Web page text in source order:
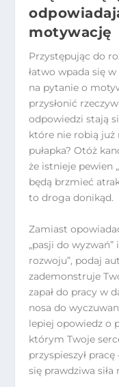
motywację
Przystępując do
łatwo wpada się
na pytanie o
przysłonić
odpowiedzi stają
które nie robią już
pułapka? Otóż
że istnieje pewien
będą brzmieć
to droga donikąd.
Zamiast
„pasji do
rozwoju”, podaj
zademonstruje
zapał do pracy w
nosa do
lepiej opowiedz o
którym Twoje
przyspieszył
się prawdziwa